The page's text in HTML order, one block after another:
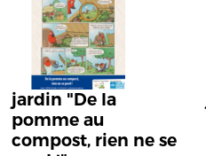
jardin "De la
pomme au
compost, rien ne se